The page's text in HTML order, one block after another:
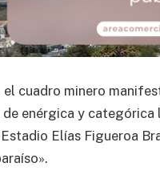
cuadro minero
enérgica y
Elías Figueroa